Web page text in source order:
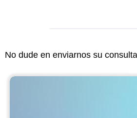
No dude en enviarnos su